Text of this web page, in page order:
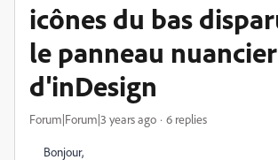
icônes du bas
le panneau nuancier
d'inDesign
Forum|Forum|3 years ago 6 replies
Bonjour,